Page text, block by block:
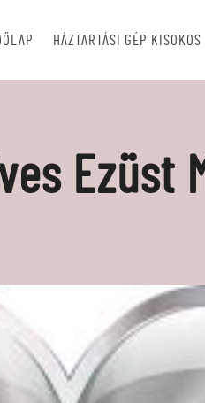
HÁZTARTÁSI GÉP KISOKOS
Ezüst